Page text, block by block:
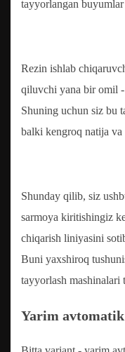
tayyorlangan
Rezin ishlab
qiluvchi yana bir omil
Shuning uchun siz bu
balki kengroq natija
Shunday qilib, siz
sarmoya kiritishingiz
chiqarish liniyasini
Buni yaxshiroq
tayyorlash
Yarim avtomatik